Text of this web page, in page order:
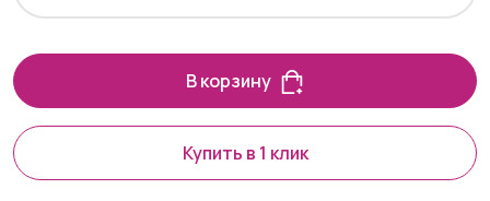
В корзину
Купить в 1 клик